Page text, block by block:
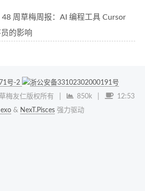
48 周草梅周报：AI 编程工具 Cursor
的影响
号-2
浙公安备33102302000191号
草梅友仁版权所有 850k
12:53
& NexT.Pisces 强力驱动